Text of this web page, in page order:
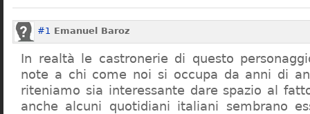
#1 Emanuel Baroz
In realtà le castronerie di questo
note a chi come noi si occupa da anni di
riteniamo sia interessante dare spazio al fatto
anche alcuni quotidiani italiani sembrano